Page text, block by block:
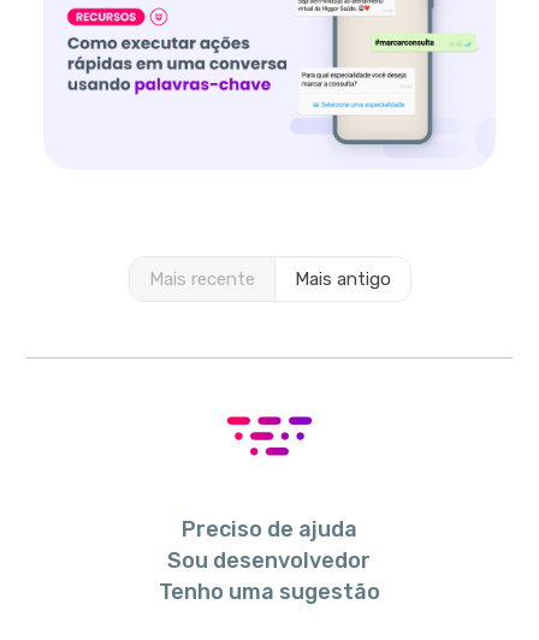
Mais recente Mais antigo
Preciso de ajuda
Sou desenvolvedor
Tenho uma sugestão